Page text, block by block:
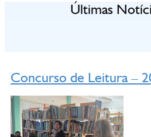
Últimas
Concurso de Leitura –